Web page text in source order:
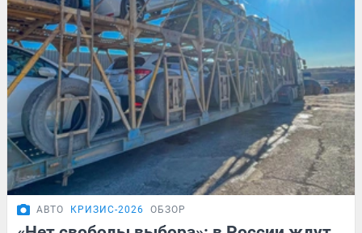
АВТО КРИЗИС-2026 ОБЗОР